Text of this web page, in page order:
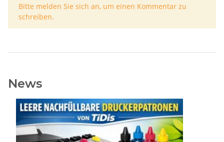
x
Bitte melden Sie sich an, um einen Kommentar zu
schreiben.
News